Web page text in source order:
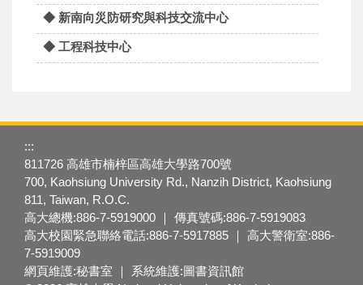
◆ 新南向災防研究與科技交流中心
◆ 工程科技中心
:::
811726 高雄市楠梓區高雄大學路700號
700, Kaohsiung University Rd., Nanzih District, Kaohsiung
811, Taiwan, R.O.C.
高大總機:886-7-5919000 ｜ 傳真號碼:886-7-5919083
高大校園緊急聯絡電話:886-7-5917885 ｜ 高大警衛室:886-
7-5919009
網頁維護:秘書室 ｜ 系統維護:圖書資訊館